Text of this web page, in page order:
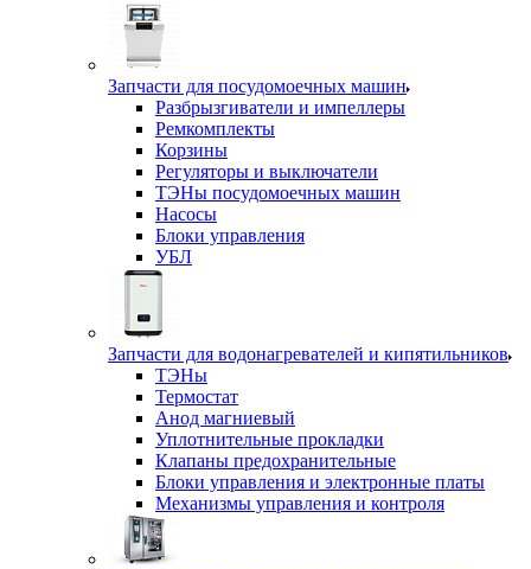
Запчасти для посудомоечных машин
Разбрызгиватели и импеллеры
Ремкомплекты
Корзины
Регуляторы и выключатели
ТЭНы посудомоечных машин
Насосы
Блоки управления
УБЛ
Запчасти для водонагревателей и кипятильников
ТЭНы
Термостат
Анод магниевый
Уплотнительные прокладки
Клапаны предохранительные
Блоки управления и электронные платы
Механизмы управления и контроля